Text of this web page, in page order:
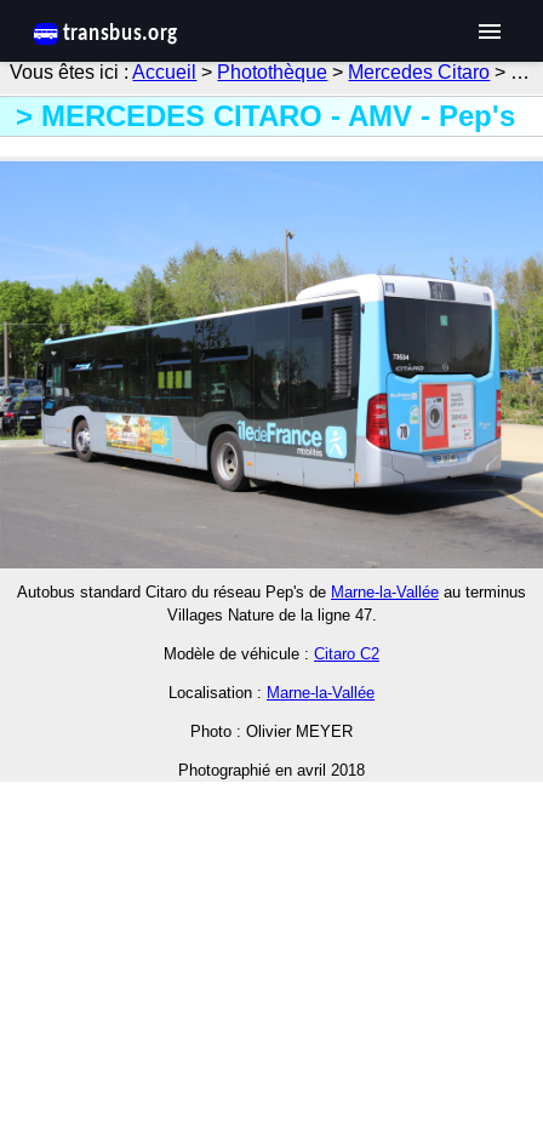
Accueil > Photothèque > Mercedes Citaro > …
MERCEDES CITARO - AMV - Pep's
Autobus standard Citaro du réseau Pep's de Marne-la-Vallée au terminus
Villages Nature de la ligne 47.
Modèle de véhicule : Citaro C2
Localisation : Marne-la-Vallée
Photo : Olivier MEYER
Photographié en avril 2018